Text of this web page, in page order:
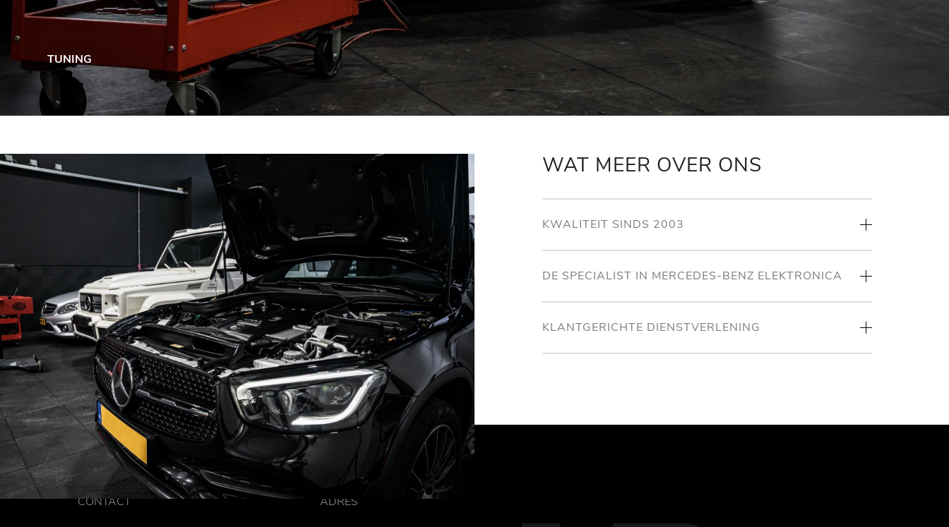
TUNING
WAT MEER OVER ONS
KWALITEIT SINDS 2003
DE SPECIALIST IN MERCEDES-BENZ ELEKTRONICA
KLANTGERICHTE DIENSTVERLENING
CONTACT ADRES